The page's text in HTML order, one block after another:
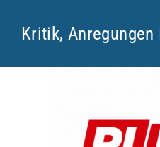
Kritik, Anregungen